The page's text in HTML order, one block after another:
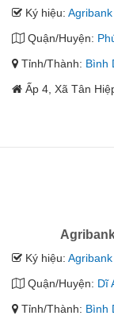
Ký hiệu: Agribank
Quận/Huyện:
Tỉnh/Thành: Bình
Ấp 4, Xã Tân
Ký hiệu: Agribank
Quận/Huyện: Dĩ
Tỉnh/Thành: Bình